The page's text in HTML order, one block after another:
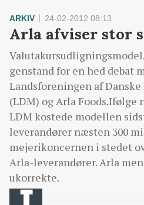
ARKIV 24-02-2012 08:13
Arla afviser stor
genstand for en hed debat
Landsforeningen af
(LDM) og Arla Foods.Ifølge
LDM kostede modellen
leverandører næsten 300
mejerikoncernen i stedet
Arla-leverandører. Arla
ukorrekte.